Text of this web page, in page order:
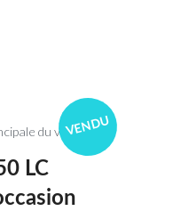
VENDU
LC